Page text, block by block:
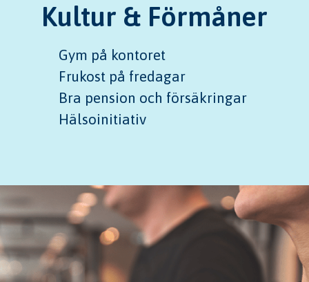
Kultur & Förmåner
Gym på kontoret
Frukost på fredagar
Bra pension och försäkringar
Hälsoinitiativ